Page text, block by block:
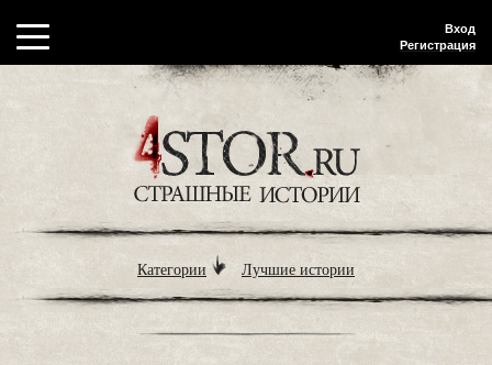
Вход
Регистрация
Категории Лучшие истории